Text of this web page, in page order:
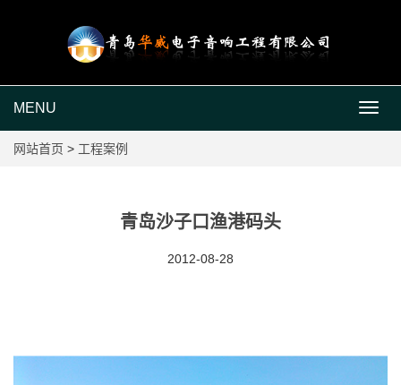
MENU
网站首页 > 工程案例
青岛沙子口渔港码头
2012-08-28